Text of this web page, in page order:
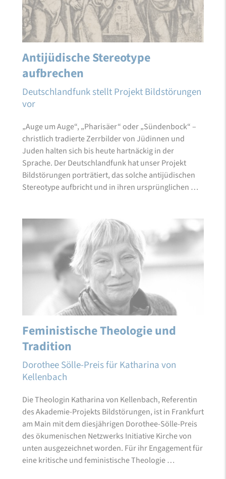
Antijüdische Stereotype
aufbrechen
Deutschlandfunk stellt Projekt Bildstörungen
vor
„Auge um Auge“, „Pharisäer“ oder „Sündenbock“ –
christlich tradierte Zerrbilder von Jüdinnen und
Juden halten sich bis heute hartnäckig in der
Sprache. Der Deutschlandfunk hat unser Projekt
Bildstörungen porträtiert, das solche antijüdischen
Stereotype aufbricht und in ihren ursprünglichen …
Feministische Theologie und
Tradition
Dorothee Sölle-Preis für Katharina von
Kellenbach
Die Theologin Katharina von Kellenbach, Referentin
des Akademie-Projekts Bildstörungen, ist in Frankfurt
am Main mit dem diesjährigen Dorothee-Sölle-Preis
des ökumenischen Netzwerks Initiative Kirche von
unten ausgezeichnet worden. Für ihr Engagement für
eine kritische und feministische Theologie …